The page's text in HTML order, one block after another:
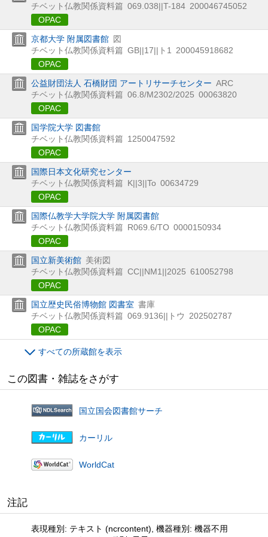
チベット仏教関係資料篇 069.038||T-184 200046745052
OPAC
京都大学 附属図書館 図
チベット仏教関係資料篇 GB||17||ト1
200045918682
OPAC
公益財団法人 石橋財団 アートリサーチセンター ARC
チベット仏教関係資料篇 06.8/M2302/2025 00063820
OPAC
国学院大学 図書館
チベット仏教関係資料篇 1250047592
OPAC
国際日本文化研究センター
チベット仏教関係資料篇 K||3||To 00634729
OPAC
国際仏教学大学院大学 附属図書館
チベット仏教関係資料篇 R069.6/TO 0000150934
OPAC
国立新美術館 美術図
チベット仏教関係資料篇 CC||NM1||2025 610052798
OPAC
国立歴史民俗博物館 図書室 書庫
チベット仏教関係資料篇 069.9136||トウ
202502787
OPAC
すべての所蔵館を表示
この図書・雑誌をさがす
国立国会図書館サーチ
カーリル
WorldCat
注記
表現種別: テキスト (ncrcontent), 機器種別: 機器不用